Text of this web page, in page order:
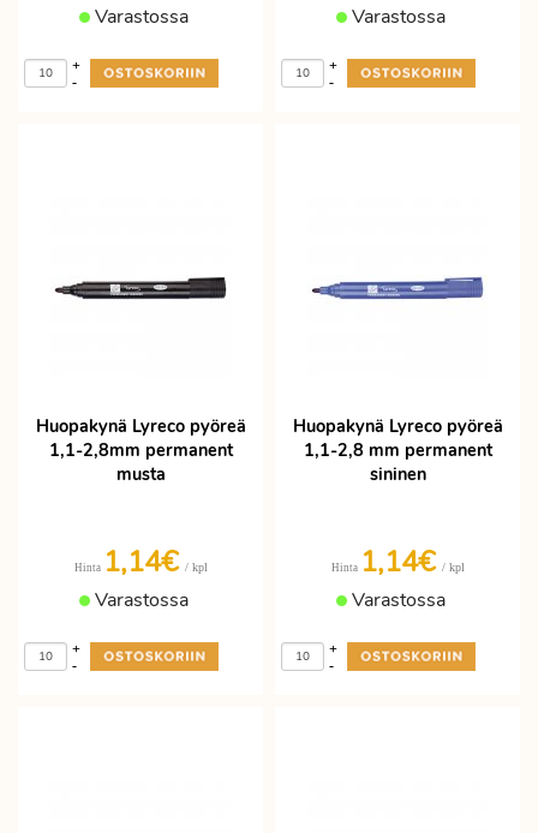
Varastossa
-
+
Varastossa
-
+
Huopakynä Lyreco pyöreä
1,1-2,8mm permanent
musta
Hinta 1,14€ / kpl
Varastossa
-
+
Huopakynä Lyreco pyöreä
1,1-2,8 mm permanent
sininen
Hinta 1,14€ / kpl
Varastossa
-
+